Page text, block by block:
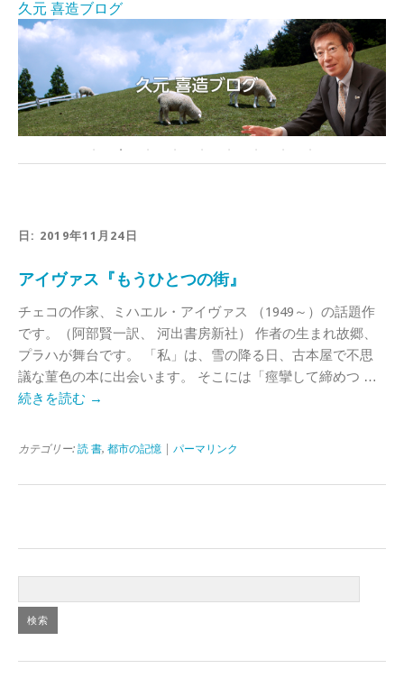
久元 喜造ブログ
日: 2019年11月24日
アイヴァス『もうひとつの街』
チェコの作家、ミハエル・アイヴァス （1949～）の話題作
です。（阿部賢一訳、 河出書房新社） 作者の生まれ故郷、
プラハが舞台です。 「私」は、雪の降る日、古本屋で不思
議な菫色の本に出会います。 そこには「痙攣して締めつ …
続きを読む →
カテゴリー: 読 書, 都市の記憶 パーマリンク